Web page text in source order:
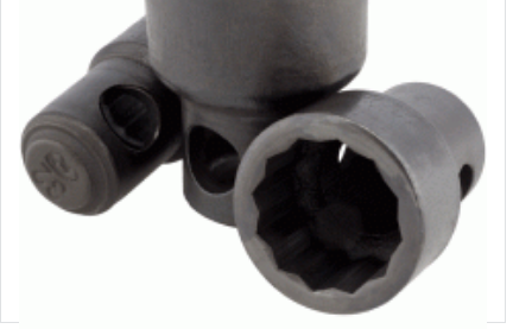
Garā muciņa priekš sviram
Izvēlēties variantus